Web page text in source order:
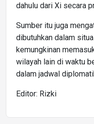
dahulu dari Xi secara
Sumber itu juga
dibutuhkan dalam
kemungkinan
wilayah lain di waktu
dalam jadwal
Editor: Rizki